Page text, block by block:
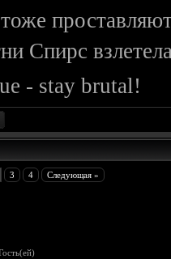
Спирс
- stay brutal!
3 4 Следующая »